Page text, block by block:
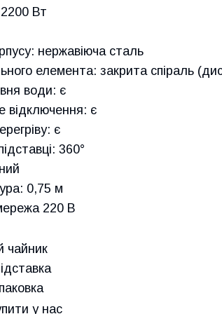
Вт
нержавіюча сталь
елемента: закрита спіраль
води: є
відключення: є
є
360°
0,75 м
220 В
чайник
у нас